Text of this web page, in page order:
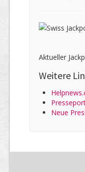
Aktueller
Weitere
Neue